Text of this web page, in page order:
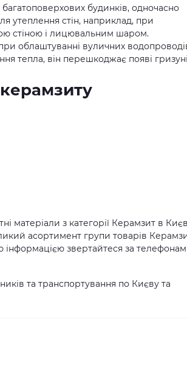
будинків, одночасно
утеплення стін, наприклад, при
стіною і лицювальним шаром.
облаштуванні вуличних
тепла, він перешкоджає появі
матеріали з категорії Керамзит в
асортимент групи товарів
інформацією звертайтеся за
та транспортування по Києву та